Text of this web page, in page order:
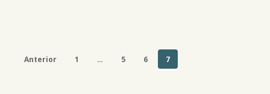
Anterior 1 … 5 6 7